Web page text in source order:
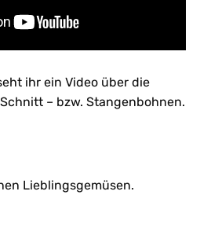
ihr ein Video über die
– bzw. Stangenbohnen.
Lieblingsgemüsen.